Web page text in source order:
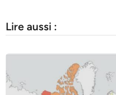
Lire aussi :